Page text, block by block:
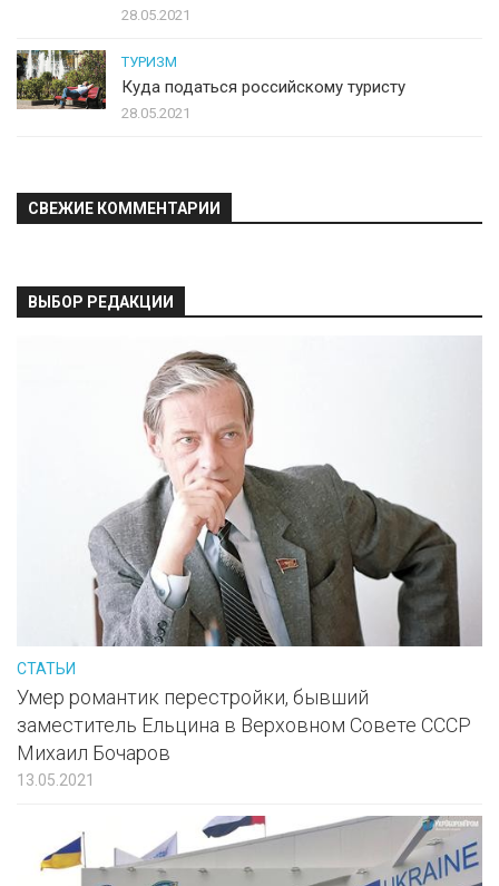
28.05.2021
ТУРИЗМ
Куда податься российскому туристу
28.05.2021
СВЕЖИЕ КОММЕНТАРИИ
ВЫБОР РЕДАКЦИИ
СТАТЬИ
Умер романтик перестройки, бывший
заместитель Ельцина в Верховном Совете СССР
Михаил Бочаров
13.05.2021